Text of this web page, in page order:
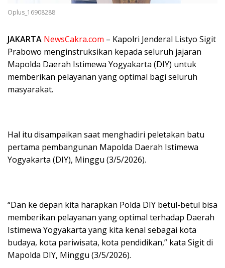
Oplus_16908288
JAKARTA NewsCakra.com – Kapolri Jenderal Listyo Sigit
Prabowo menginstruksikan kepada seluruh jajaran
Mapolda Daerah Istimewa Yogyakarta (DIY) untuk
memberikan pelayanan yang optimal bagi seluruh
masyarakat.
Hal itu disampaikan saat menghadiri peletakan batu
pertama pembangunan Mapolda Daerah Istimewa
Yogyakarta (DIY), Minggu (3/5/2026).
“Dan ke depan kita harapkan Polda DIY betul-betul bisa
memberikan pelayanan yang optimal terhadap Daerah
Istimewa Yogyakarta yang kita kenal sebagai kota
budaya, kota pariwisata, kota pendidikan,” kata Sigit di
Mapolda DIY, Minggu (3/5/2026).